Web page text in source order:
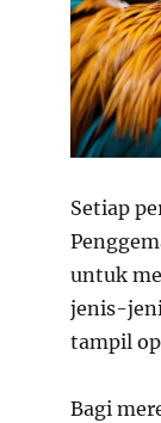
Setiap
untuk
jenis-
tampil
Bagi